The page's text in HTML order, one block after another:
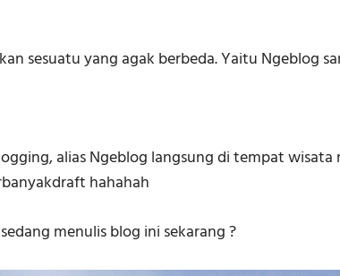
sesuatu yang agak berbeda. Yaitu Ngeblog
alias Ngeblog langsung di tempat wisata
hahahah
menulis blog ini sekarang ?